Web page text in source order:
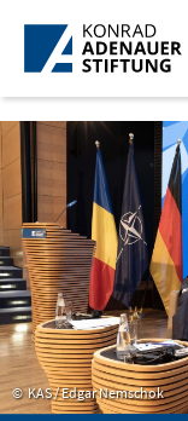
Skip to Main Content
KAS / Edgar Nemschok